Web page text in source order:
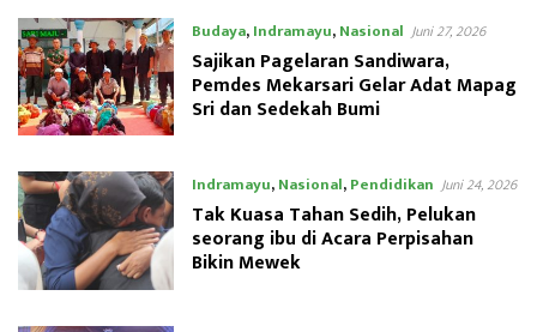
Budaya,Indramayu,Nasional Juni 27, 2026
Sajikan Pagelaran Sandiwara,
Pemdes Mekarsari Gelar Adat Mapag
Sri dan Sedekah Bumi
Indramayu,Nasional,Pendidikan Juni 24, 2026
Tak Kuasa Tahan Sedih, Pelukan
seorang ibu di Acara Perpisahan
Bikin Mewek